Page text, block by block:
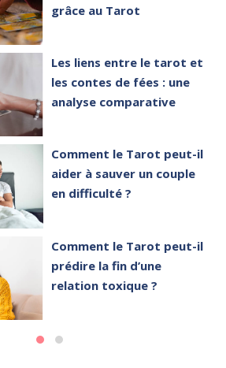
grâce au Tarot
Les liens entre le tarot et
les contes de fées : une
analyse comparative
Comment le Tarot peut-il
aider à sauver un couple
en difficulté ?
Comment le Tarot peut-il
prédire la fin d’une
relation toxique ?